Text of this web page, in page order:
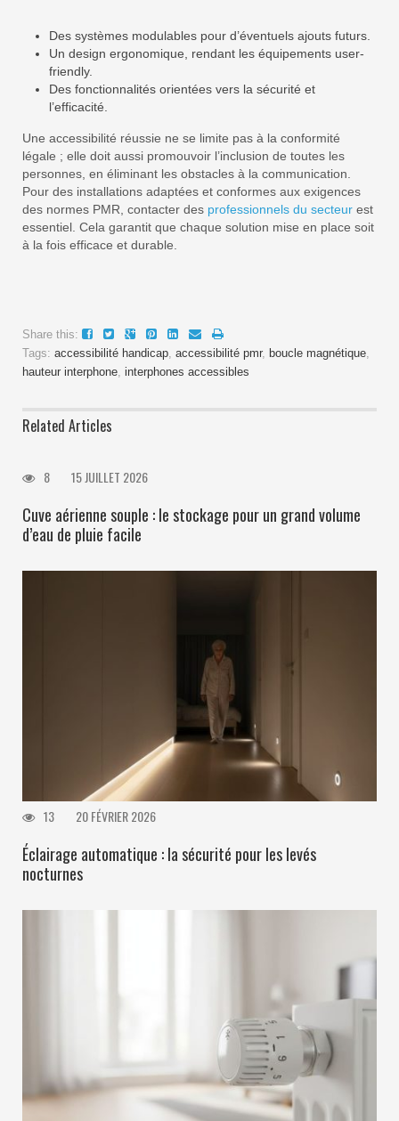
Des systèmes modulables pour d’éventuels ajouts futurs.
Un design ergonomique, rendant les équipements user-
friendly.
Des fonctionnalités orientées vers la sécurité et
l’efficacité.
Une accessibilité réussie ne se limite pas à la conformité
légale ; elle doit aussi promouvoir l’inclusion de toutes les
personnes, en éliminant les obstacles à la communication.
Pour des installations adaptées et conformes aux exigences
des normes PMR, contacter des professionnels du secteur est
essentiel. Cela garantit que chaque solution mise en place soit
à la fois efficace et durable.
Share this:
Tags: accessibilité handicap, accessibilité pmr, boucle magnétique,
hauteur interphone, interphones accessibles
Related Articles
8 15 JUILLET 2026
Cuve aérienne souple : le stockage pour un grand volume
d’eau de pluie facile
13 20 FÉVRIER 2026
Éclairage automatique : la sécurité pour les levés
nocturnes